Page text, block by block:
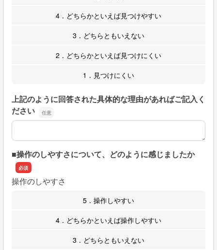
4．どちらかといえば見つけやすい
3．どちらともいえない
2．どちらかといえば見つけにくい
1．見つけにくい
上記のように回答された具体的な理由があればご記入く
ださい
上記のように回答された具体的な理由があればご記入くだ
■操作のしやすさについて、どのように感じましたか
操作のしやすさ
5．操作しやすい
4．どちらかといえば操作しやすい
3．どちらともいえない